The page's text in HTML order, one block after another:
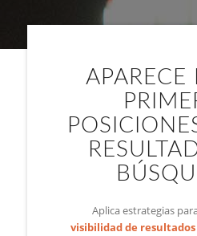
APARECE
Aplica estrategias
visibilidad de resultados